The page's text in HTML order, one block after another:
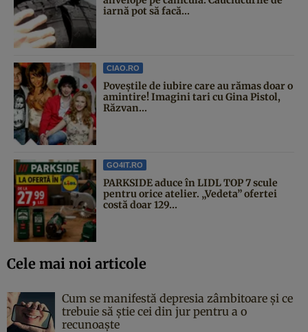
iarnă pot să facă...
CIAO.RO
Poveştile de iubire care au rămas doar o
amintire! Imagini tari cu Gina Pistol,
Răzvan...
GO4IT.RO
PARKSIDE aduce în LIDL TOP 7 scule
pentru orice atelier. „Vedeta” ofertei
costă doar 129...
Cele mai noi articole
Cum se manifestă depresia zâmbitoare și ce
trebuie să știe cei din jur pentru a o
recunoaște